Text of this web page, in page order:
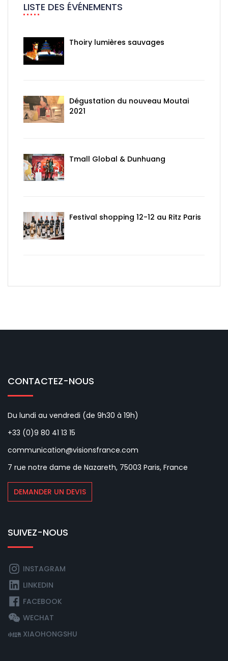
LISTE DES ÉVÉNEMENTS
Thoiry lumières sauvages
Dégustation du nouveau Moutai
2021
Tmall Global & Dunhuang
Festival shopping 12-12 au Ritz Paris
CONTACTEZ-NOUS
Du lundi au vendredi (de 9h30 à 19h)
+33 (0)9 80 41 13 15
communication@visionsfrance.com
7 rue notre dame de Nazareth, 75003 Paris, France
DEMANDER UN DEVIS
SUIVEZ-NOUS
INSTAGRAM
LINKEDIN
FACEBOOK
WECHAT
XIAOHONGSHU